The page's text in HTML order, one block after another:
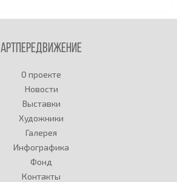
Артпередвижение
О проекте
Новости
Выставки
Художники
Галерея
Инфографика
Фонд
Контакты